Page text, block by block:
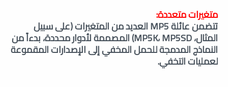
متغيرات متعددة:
تتضمن عائلة MP5 العديد من المتغيرات (على سبيل
المثال، MP5K، MP5SD) المصممة لأدوار محددة، بدءاً من
النماذج المدمجة للحمل المخفي إلى الإصدارات المقموعة
لعمليات التخفي.